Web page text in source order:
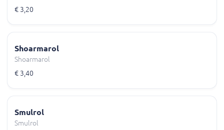
€ 3,20
Shoarmarol
Shoarmarol
€ 3,40
Smulrol
Smulrol